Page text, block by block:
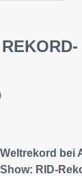
Weltrekord bei
Show: RID-